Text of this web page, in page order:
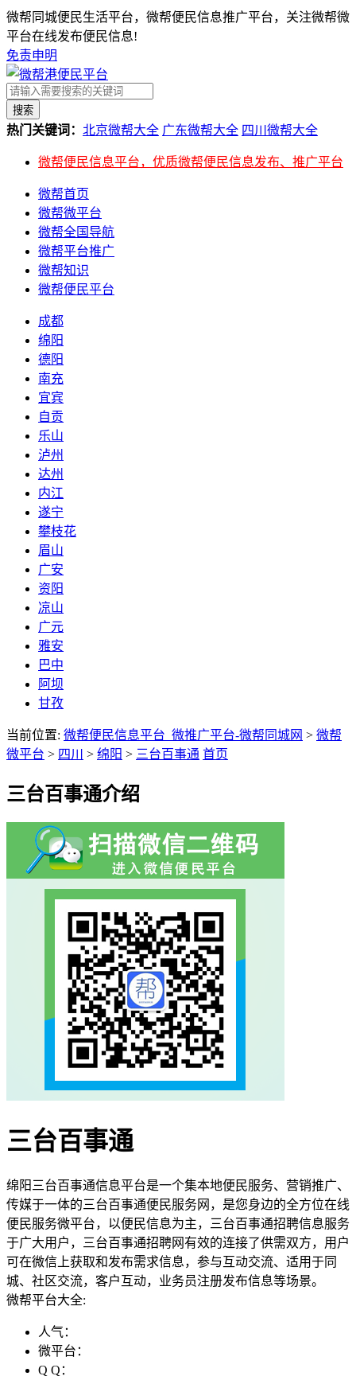
微帮同城便民生活平台，微帮便民信息推广平台，关注微帮微
平台在线发布便民信息!
免责申明
搜索
热门关键词： 北京微帮大全 广东微帮大全 四川微帮大全
微帮便民信息平台，优质微帮便民信息发布、推广平台
微帮首页
微帮微平台
微帮全国导航
微帮平台推广
微帮知识
微帮便民平台
成都
绵阳
德阳
南充
宜宾
自贡
乐山
泸州
达州
内江
遂宁
攀枝花
眉山
广安
资阳
凉山
广元
雅安
巴中
阿坝
甘孜
当前位置: 微帮便民信息平台_微推广平台-微帮同城网 > 微帮
微平台 > 四川 > 绵阳 > 三台百事通 首页
三台百事通介绍
三台百事通
绵阳三台百事通信息平台是一个集本地便民服务、营销推广、
传媒于一体的三台百事通便民服务网，是您身边的全方位在线
便民服务微平台，以便民信息为主，三台百事通招聘信息服务
于广大用户，三台百事通招聘网有效的连接了供需双方，用户
可在微信上获取和发布需求信息，参与互动交流、适用于同
城、社区交流，客户互动，业务员注册发布信息等场景。
微帮平台大全:
人气：
微平台：
Q Q：